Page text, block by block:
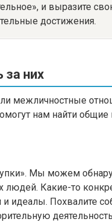
и выразите
достижения.
за них
межличностные
нам найти общие
Мы можем
людей. Какие-то
и идеалы. Похвалите